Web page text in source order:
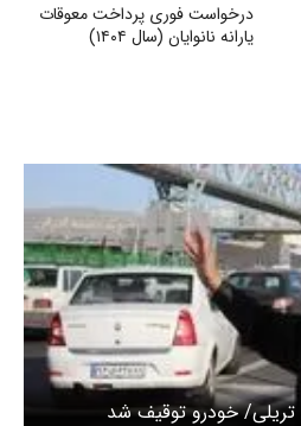
درخواست فوری پرداخت معوقات
یارانه نانوایان (سال ۱۴۰۴)